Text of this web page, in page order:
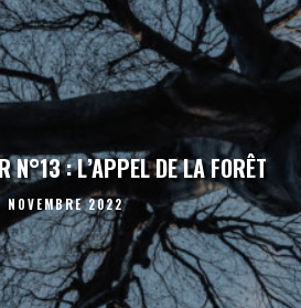
N°13 : L’APPEL DE LA FORÊT
NOVEMBRE 2022